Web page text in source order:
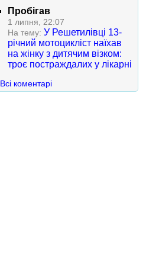
Пробігав
1 липня, 22:07
На тему: У Решетилівці 13-
річний мотоцикліст наїхав
на жінку з дитячим візком:
троє постраждалих у лікарні
Всі коментарі